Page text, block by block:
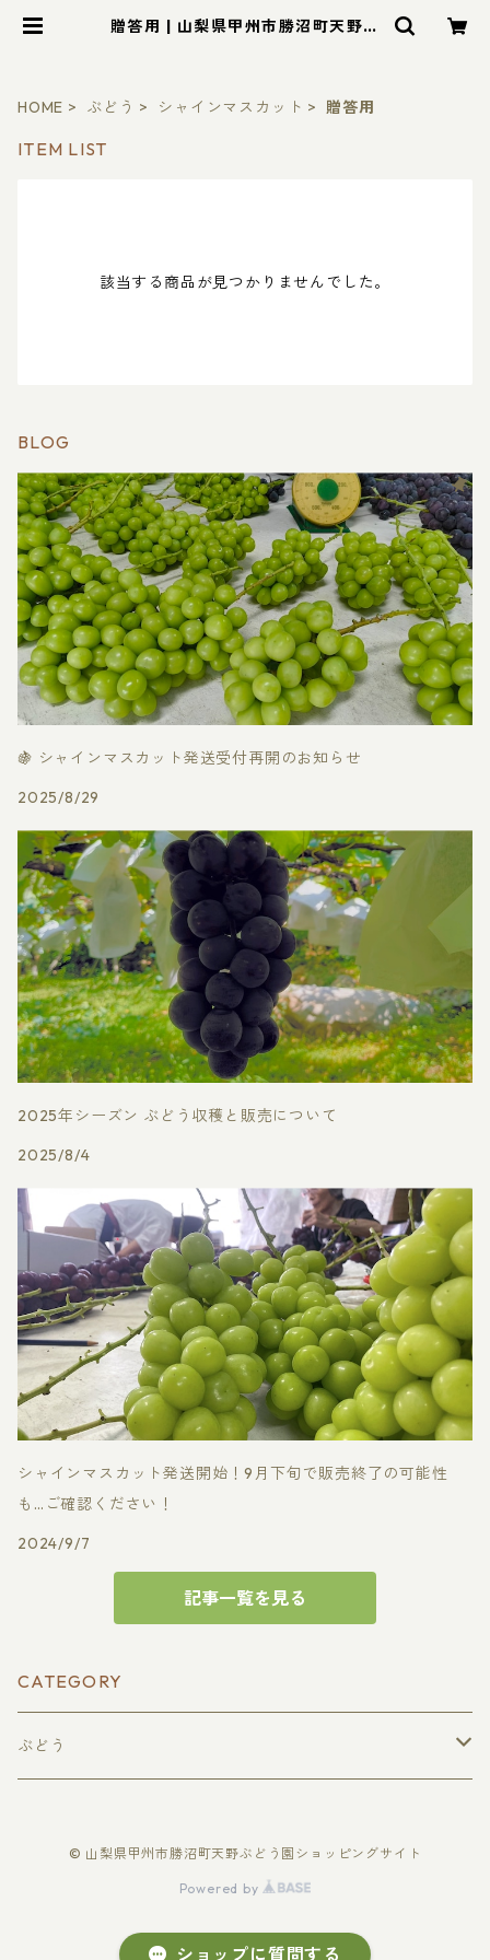
贈答用 | 山梨県甲州市勝沼町天野ぶ
HOME ぶどう シャインマスカット 贈答用
ITEM LIST
該当する商品が見つかりませんでした。
BLOG
🍇 シャインマスカット発送受付再開のお知らせ
2025/8/29
2025年シーズン ぶどう収穫と販売について
2025/8/4
シャインマスカット発送開始！9月下旬で販売終了の可能性
も…ご確認ください！
2024/9/7
記事一覧を見る
CATEGORY
ぶどう
シャインマスカット
© 山梨県甲州市勝沼町天野ぶどう園ショッピングサイト
Powered by
ショップに質問する